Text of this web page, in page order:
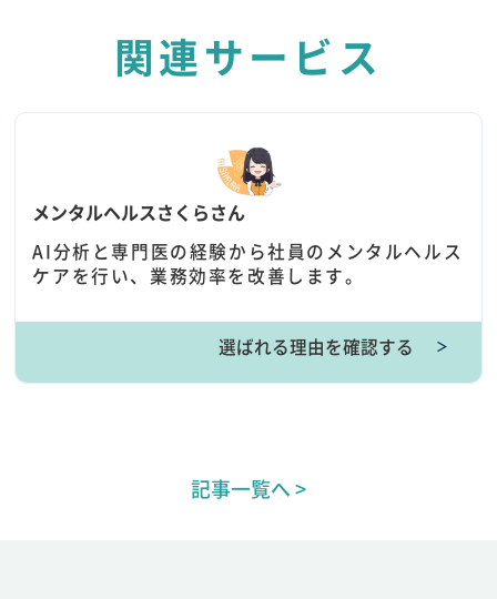
関連サービス
メンタルヘルスさくらさん
AI分析と専門医の経験から社員のメンタルヘルス
ケアを行い、業務効率を改善します。
選ばれる理由を確認する ＞
記事一覧へ >